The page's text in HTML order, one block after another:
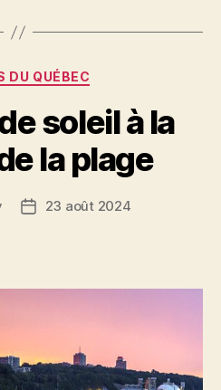
Catégories
DU QUÉBEC
soleil à la
la plage
Date23 août 2024